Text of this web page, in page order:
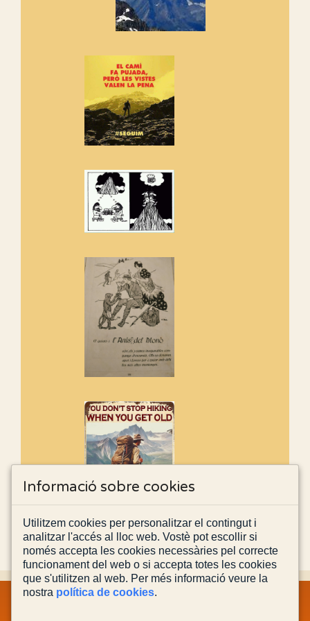
Manifest a favor dels Camins
adhereix-te al manifest!
Rebem un diploma dels
Amics de Sant Aniol d'Aguja
Els Centpeus estem implicats
amb la recuperació del refugi i
Informació sobre cookies
Utilitzem cookies per personalitzar el contingut i
analitzar l'accés al lloc web. Vostè pot escollir si
només accepta les cookies necessàries pel correcte
funcionament del web o si accepta totes les cookies
que s'utilitzen al web. Per més informació veure la
nostra política de cookies.